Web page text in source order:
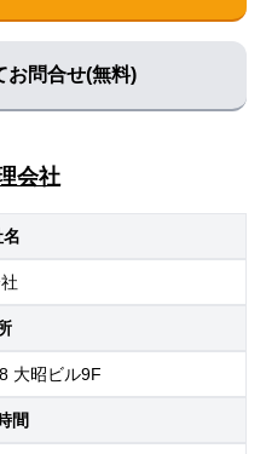
お問合せ(無料)
会社
大昭ビル9F
間